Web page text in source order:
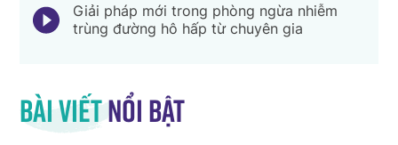
Giải pháp mới trong phòng ngừa nhiễm
trùng đường hô hấp từ chuyên gia
Bài viếtnổi bật